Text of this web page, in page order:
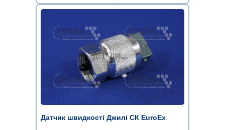
Датчик швидкості Джилі СК EuroEx